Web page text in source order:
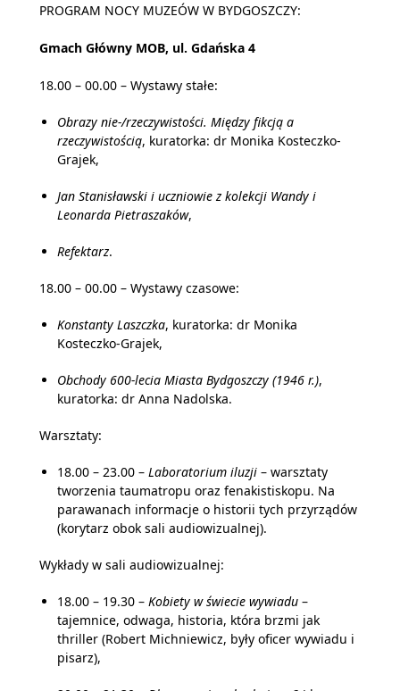
PROGRAM NOCY MUZEÓW W BYDGOSZCZY:
Gmach Główny MOB, ul. Gdańska 4
18.00 – 00.00 – Wystawy stałe:
Obrazy nie-/rzeczywistości. Między fikcją a
rzeczywistością, kuratorka: dr Monika Kosteczko-
Grajek,
Jan Stanisławski i uczniowie z kolekcji Wandy i
Leonarda Pietraszaków,
Refektarz.
18.00 – 00.00 – Wystawy czasowe:
Konstanty Laszczka, kuratorka: dr Monika
Kosteczko-Grajek,
Obchody 600-lecia Miasta Bydgoszczy (1946 r.),
kuratorka: dr Anna Nadolska.
Warsztaty:
18.00 – 23.00 – Laboratorium iluzji – warsztaty
tworzenia taumatropu oraz fenakistiskopu. Na
parawanach informacje o historii tych przyrządów
(korytarz obok sali audiowizualnej).
Wykłady w sali audiowizualnej:
18.00 – 19.30 – Kobiety w świecie wywiadu –
tajemnice, odwaga, historia, która brzmi jak
thriller (Robert Michniewicz, były oficer wywiadu i
pisarz),